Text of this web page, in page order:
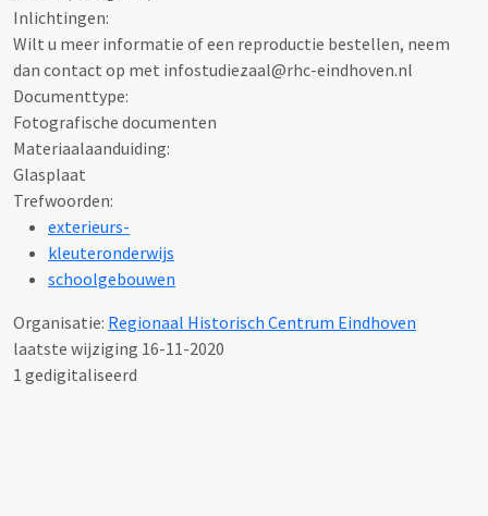
Inlichtingen:
Wilt u meer informatie of een reproductie bestellen, neem
dan contact op met infostudiezaal@rhc-eindhoven.nl
Documenttype:
Fotografische documenten
Materiaalaanduiding:
Glasplaat
Trefwoorden:
exterieurs-
kleuteronderwijs
schoolgebouwen
Organisatie: Regionaal Historisch Centrum Eindhoven
laatste wijziging 16-11-2020
1 gedigitaliseerd